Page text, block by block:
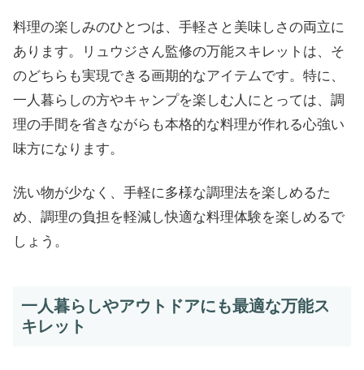
料理の楽しみのひとつは、手軽さと美味しさの両立に
あります。リュウジさん監修の万能スキレットは、そ
のどちらも実現できる画期的なアイテムです。特に、
一人暮らしの方やキャンプを楽しむ人にとっては、調
理の手間を省きながらも本格的な料理が作れる心強い
味方になります。
洗い物が少なく、手軽に多様な調理法を楽しめるた
め、調理の負担を軽減し快適な料理体験を楽しめるで
しょう。
一人暮らしやアウトドアにも最適な万能ス
キレット